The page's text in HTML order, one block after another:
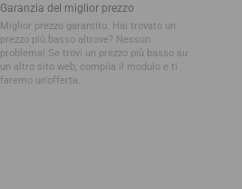
Garanzia del miglior prezzo
Miglior prezzo garantito. Hai trovato un
prezzo più basso altrove? Nessun
problema! Se trovi un prezzo più basso su
un altro sito web, compila il modulo e ti
faremo un'offerta.